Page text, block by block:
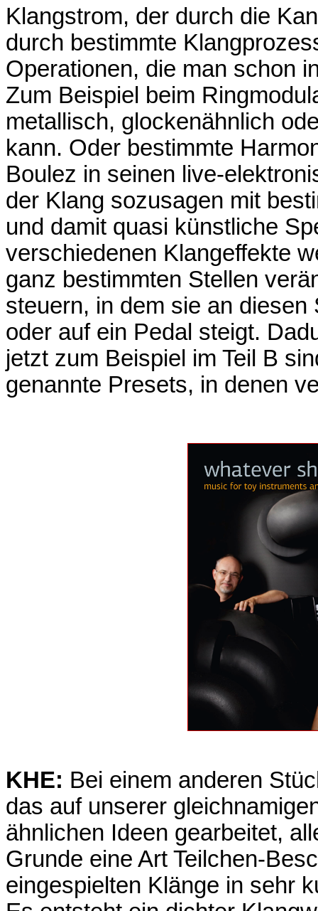
Klangstrom, der durch die
durch bestimmte
Operationen, die man schon
Zum Beispiel beim
metallisch, glockenähnlich
kann. Oder bestimmte
Boulez in seinen live-
der Klang sozusagen mit
und damit quasi künstliche
verschiedenen Klangeffekte
ganz bestimmten Stellen
steuern, in dem sie an
oder auf ein Pedal steigt.
jetzt zum Beispiel im Teil B
genannte Presets, in denen
KHE: Bei einem anderen
das auf unserer
ähnlichen Ideen gearbeitet,
Grunde eine Art Teilchen-
eingespielten Klänge in sehr